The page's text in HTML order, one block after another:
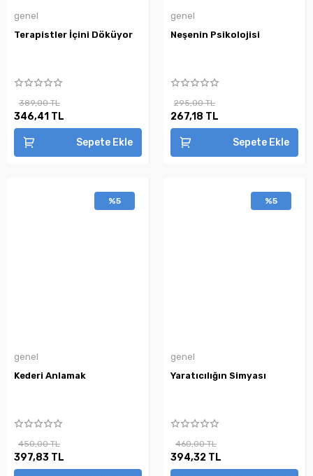
genel
Terapistler İçini Döküyor
389,00 TL
346,41 TL
Sepete Ekle
genel
Neşenin Psikolojisi
295,00 TL
267,18 TL
Sepete Ekle
%5
genel
Kederi Anlamak
450,00 TL
397,83 TL
%5
genel
Yaratıcılığın Simyası
460,00 TL
394,32 TL